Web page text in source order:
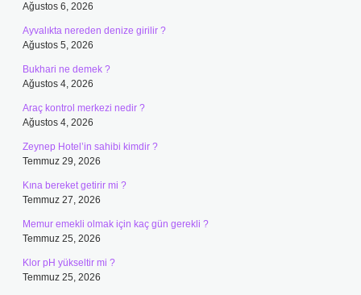
Ağustos 6, 2026
Ayvalıkta nereden denize girilir ?
Ağustos 5, 2026
Bukhari ne demek ?
Ağustos 4, 2026
Araç kontrol merkezi nedir ?
Ağustos 4, 2026
Zeynep Hotel’in sahibi kimdir ?
Temmuz 29, 2026
Kına bereket getirir mi ?
Temmuz 27, 2026
Memur emekli olmak için kaç gün gerekli ?
Temmuz 25, 2026
Klor pH yükseltir mi ?
Temmuz 25, 2026